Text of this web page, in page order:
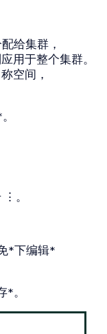
给集群，
用于整个集群。
空间，
⋮ 。
*下编辑*
。